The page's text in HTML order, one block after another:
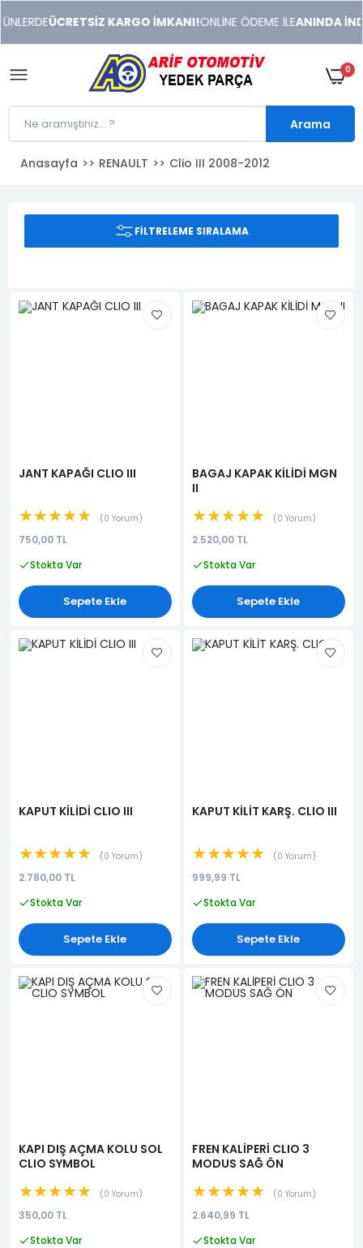
xonusu
veren
sitolar
ÜCRETSİZ KARGO İMKANI!ONLİNE ÖDEME İLE ANINDA
0
Arama
Anasayfa RENAULT Clio III 2008-2012
FILTRELEME SIRALAMA
JANT KAPAĞI CLIO III
★★★★★ 0 Yorum
750,00 TL
Stokta Var
Sepete Ekle
BAGAJ KAPAK KİLİDİ MGN
II
★★★★★ 0 Yorum
2.520,00 TL
Stokta Var
Sepete Ekle
KAPUT KİLİDİ CLIO III
★★★★★ 0 Yorum
2.780,00 TL
Stokta Var
Sepete Ekle
KAPUT KİLİT KARŞ. CLIO III
★★★★★ 0 Yorum
999,99 TL
Stokta Var
Sepete Ekle
KAPI DIŞ AÇMA KOLU SOL
CLIO SYMBOL
★★★★★ 0 Yorum
350,00 TL
Stokta Var
FREN KALİPERİ CLIO 3
MODUS SAĞ ÖN
★★★★★ 0 Yorum
2.640,99 TL
Stokta Var